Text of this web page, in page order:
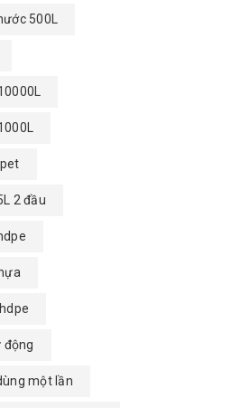
500L
2 đầu
động
một lần